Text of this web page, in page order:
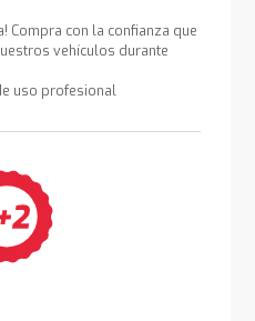
Compra con la confianza que
vehículos durante
uso profesional